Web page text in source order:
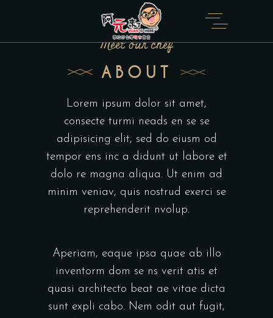
Meet our chef
ABOUT
Lorem ipsum dolor sit amet,
consecte turmi neads en se se
adipisicing elit, sed do eiusm od
tempor ens inc a didunt ut labore et
dolo re magna aliqua. Ut enim ad
minim veniav, quis nostrud exerci se
reprehenderit nvolup.
Aperiam, eaque ipsa quae ab illo
inventorm dom se ns verit atis et
quasi architecto beat ae vitae dicta
sunt expli cabo. Nem odit aut fugit,